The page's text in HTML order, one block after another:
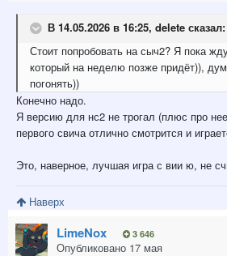
В 14.05.2026 в 16:25, delete сказал:
Стоит попробовать на сыч2? Я пока
который на неделю позже придёт)),
погонять))
Конечно надо.
Я версию для нс2 не трогал (плюс про
первого свича отлично смотрится и
Это, наверное, лучшая игра с вии ю, не
Наверх
LimeNox 3 646
Опубликовано 17 мая